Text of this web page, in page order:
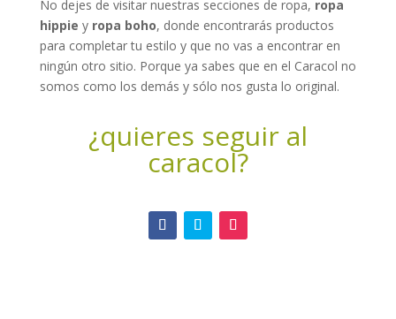
No dejes de visitar nuestras secciones de ropa, ropa
hippie y ropa boho, donde encontrarás productos
para completar tu estilo y que no vas a encontrar en
ningún otro sitio. Porque ya sabes que en el Caracol no
somos como los demás y sólo nos gusta lo original.
¿quieres seguir al
caracol?